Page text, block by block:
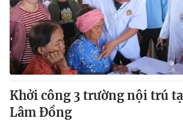
Khởi công 3 trường nội trú
Lâm Đồng